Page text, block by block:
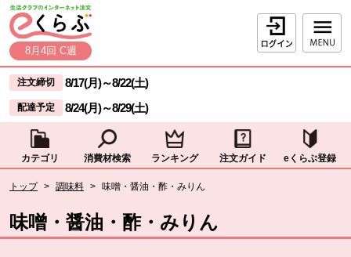
ページの先頭です。
本文へジャンプする。
8月4回 C週
ログイン
ここからサイト内共通メニューです。
サイト内共通メニューをスキップする
注文締切 8/17(月)～8/22(土)
配達予定 8/24(月)～8/29(土)
カテゴリ 消費材検索 ランキング 注文ガイド eくらぶ登録
トップ > 調味料 > 味噌・醤油・酢・みりん
味噌・醤油・酢・みりん